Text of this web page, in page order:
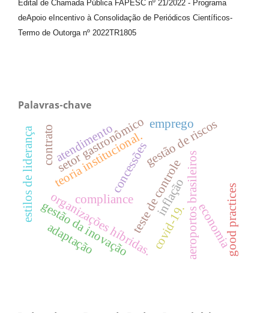
Edital de Chamada Pública FAPESC nº 21/2022 - Programa
deApoio e Incentivo à Consolidação de Periódicos Científicos-
Termo de Outorga nº 2022TR1805
Palavras-chave
covid-19.
concessões aeroportos brasileiros
organizações híbridas.
teoria institucional.teste de controle
gestão de riscos
compliance
gestão da inovação
setor gastronômico
adaptação
atendimento
economiagood practices
emprego
contrato
inflação
estilos de liderança